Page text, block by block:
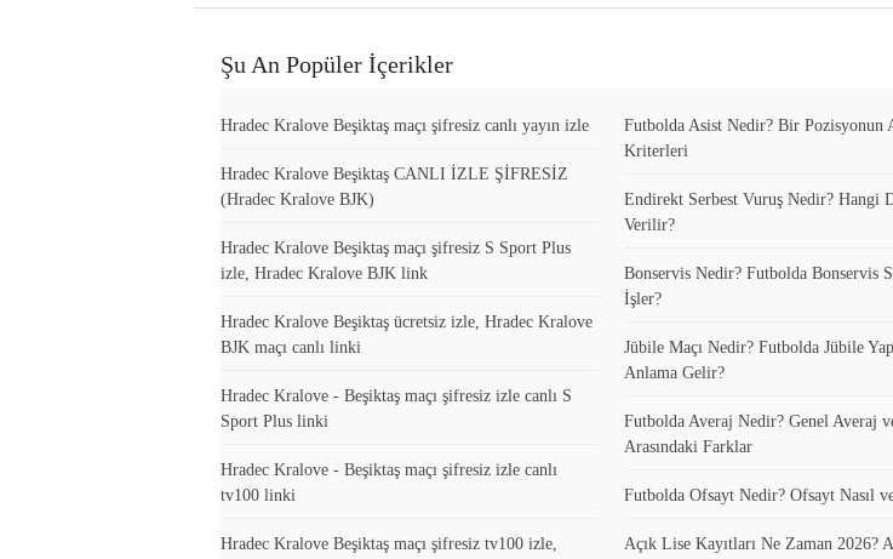
Şu An Popüler İçerikler
Hradec Kralove Beşiktaş maçı şifresiz canlı yayın izle
Hradec Kralove Beşiktaş CANLI İZLE ŞİFRESİZ
(Hradec Kralove BJK)
Hradec Kralove Beşiktaş maçı şifresiz S Sport Plus
izle, Hradec Kralove BJK link
Hradec Kralove Beşiktaş ücretsiz izle, Hradec Kralove
BJK maçı canlı linki
Hradec Kralove - Beşiktaş maçı şifresiz izle canlı S
Sport Plus linki
Hradec Kralove - Beşiktaş maçı şifresiz izle canlı
tv100 linki
Hradec Kralove Beşiktaş maçı şifresiz tv100 izle,
Futbolda Asist Nedir? Bir Pozisyonun
Kriterleri
Endirekt Serbest Vuruş Nedir? Hangi
Verilir?
Bonservis Nedir? Futbolda Bonservis
İşler?
Jübile Maçı Nedir? Futbolda Jübile
Anlama Gelir?
Futbolda Averaj Nedir? Genel Averaj
Arasındaki Farklar
Futbolda Ofsayt Nedir? Ofsayt Nasıl
Açık Lise Kayıtları Ne Zaman 2026?